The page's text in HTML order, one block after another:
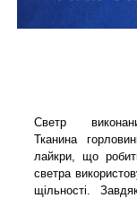
Светр
Тканина
лайкри, що
светра
щільності.